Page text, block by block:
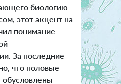
биологию
этот акцент на
понимание
За последние
что половые
обусловлены